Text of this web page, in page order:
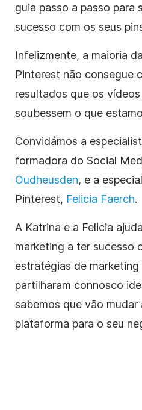
guia passo a passo para
sucesso com os seus
Infelizmente, a maioria
Pinterest não consegue
resultados que os
soubessem o que
Convidámos a
formadora do Social
Oudheusden, e a
Pinterest, Felicia Faerch.
A Katrina e a Felicia
marketing a ter sucesso
estratégias de
partilharam connosco
sabemos que vão
plataforma para o seu